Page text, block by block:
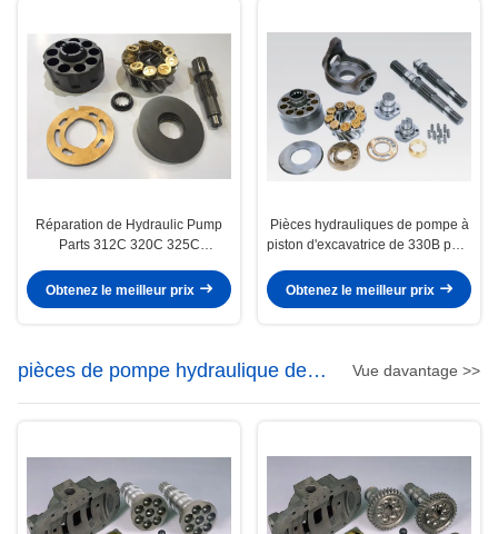
Réparation de Hydraulic Pump
Parts 312C 320C 325C
Obtenez le meilleur prix
Pièces hydrauliques de pompe à
piston d'excavatrice de 330B pour
E200b 320
Obtenez le meilleur prix
pièces de pompe hydraulique de
Hitachi
Vue davantage >>